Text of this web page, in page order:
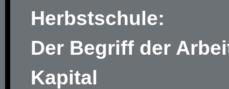
Herbstschule:
Der Begriff der
Kapital